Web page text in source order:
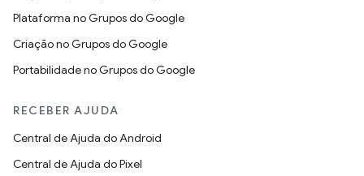
Plataforma no Grupos do Google
Criação no Grupos do Google
Portabilidade no Grupos do Google
RECEBER AJUDA
Central de Ajuda do Android
Central de Ajuda do Pixel